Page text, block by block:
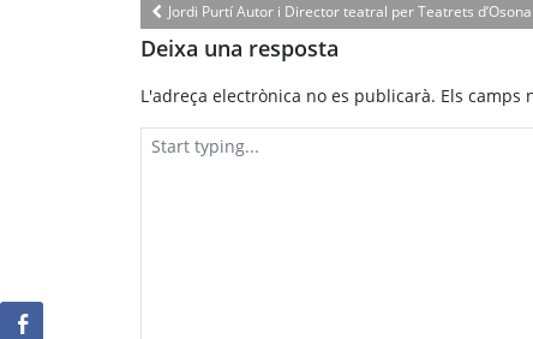
Navegació
Jordi Purtí Autor i Director teatral per Teatrets d’Osona
Deixa una resposta
L'adreça electrònica no es publicarà. Els camps